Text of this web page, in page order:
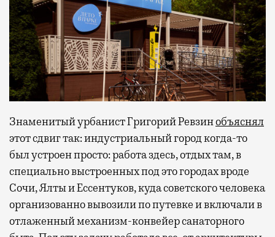
Знаменитый урбанист Григорий Ревзинобъяснял
этот сдвиг так: индустриальный город когда-то
был устроен просто: работа здесь, отдых там, в
специально выстроенных под это городах вроде
Сочи, Ялты и Ессентуков, куда советского человека
организованно вывозили по путевке и включали в
отлаженный механизм-конвейер санаторного